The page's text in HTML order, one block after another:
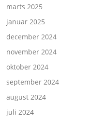
marts 2025
januar 2025
december 2024
november 2024
oktober 2024
september 2024
august 2024
juli 2024